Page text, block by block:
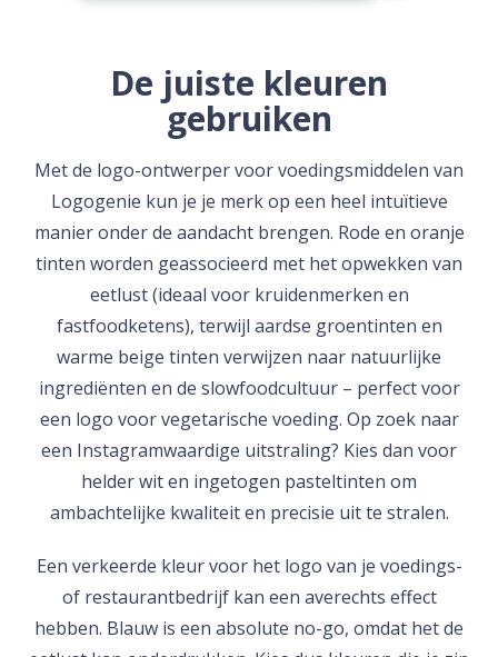
De juiste kleuren
gebruiken
Met de logo-ontwerper voor voedingsmiddelen van
Logogenie kun je je merk op een heel intuïtieve
manier onder de aandacht brengen. Rode en oranje
tinten worden geassocieerd met het opwekken van
eetlust (ideaal voor kruidenmerken en
fastfoodketens), terwijl aardse groentinten en
warme beige tinten verwijzen naar natuurlijke
ingrediënten en de slowfoodcultuur – perfect voor
een logo voor vegetarische voeding. Op zoek naar
een Instagramwaardige uitstraling? Kies dan voor
helder wit en ingetogen pasteltinten om
ambachtelijke kwaliteit en precisie uit te stralen.
Een verkeerde kleur voor het logo van je voedings-
of restaurantbedrijf kan een averechts effect
hebben. Blauw is een absolute no-go, omdat het de